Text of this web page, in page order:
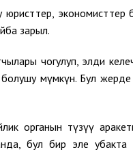
экономисттер
зарыл.
чогулуп, элди
мүмкүн. Бул
органын түзүү
бул бир эле убакта